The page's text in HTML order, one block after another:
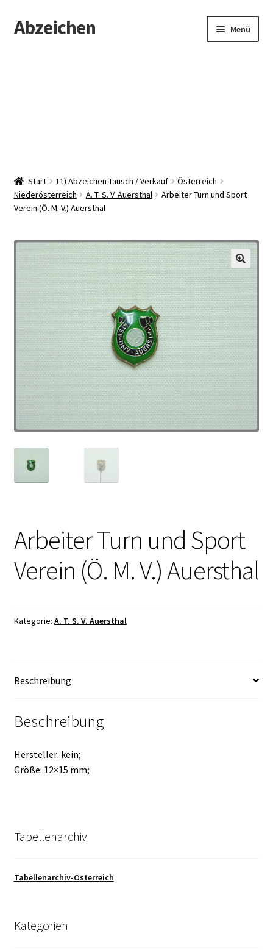
Zur
Navigation
Zum
Inhalt
Abzeichen Menü
Start 11) Abzeichen-Tausch / Verkauf
Österreich
Niederösterreich
A. T. S. V. Auersthal
Arbeiter Turn und Sport
Verein (Ö. M. V.) Auersthal
Arbeiter Turn und Sport
Verein (Ö. M. V.) Auersthal
Kategorie: A. T. S. V. Auersthal
Beschreibung
Beschreibung
Hersteller: kein;
Größe: 12×15 mm;
Tabellenarchiv
Tabellenarchiv-Österreich
Kategorien